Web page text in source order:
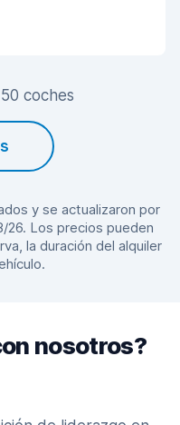
coches
y se actualizaron por
26. Los precios pueden
la duración del alquiler
nosotros?